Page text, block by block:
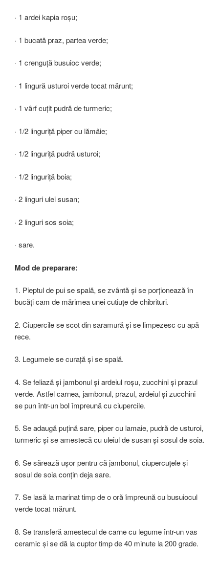
· 1 ardei kapia roșu;
· 1 bucată praz, partea verde;
· 1 crenguță busuioc verde;
· 1 lingură usturoi verde tocat mărunt;
· 1 vârf cuțit pudră de turmeric;
· 1/2 linguriță piper cu lămâie;
· 1/2 linguriță pudră usturoi;
· 1/2 linguriță boia;
· 2 linguri ulei susan;
· 2 linguri sos soia;
· sare.
Mod de preparare:
1. Pieptul de pui se spală, se zvântă și se porționează în
bucăți cam de mărimea unei cutiuțe de chibrituri.
2. Ciupercile se scot din saramură și se limpezesc cu apă
rece.
3. Legumele se curață și se spală.
4. Se feliază și jambonul și ardeiul roșu, zucchini și prazul
verde. Astfel carnea, jambonul, prazul, ardeiul și zucchini
se pun într-un bol împreună cu ciupercile.
5. Se adaugă puțină sare, piper cu lamaie, pudră de usturoi,
turmeric și se amestecă cu uleiul de susan și sosul de soia.
6. Se sărează ușor pentru că jambonul, ciupercuțele și
sosul de soia conțin deja sare.
7. Se lasă la marinat timp de o oră împreună cu busuiocul
verde tocat mărunt.
8. Se transferă amestecul de carne cu legume într-un vas
ceramic și se dă la cuptor timp de 40 minute la 200 grade.